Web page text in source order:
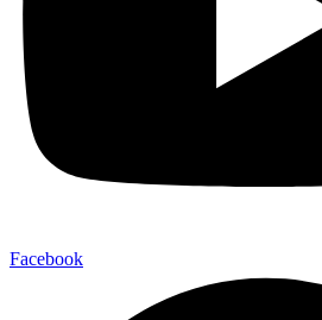
Facebook